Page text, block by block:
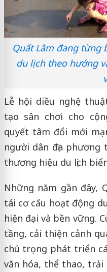
Quất Lâm đang từng
du lịch theo hướng
Lễ hội diều nghệ
tạo sân chơi cho
quyết tâm đổi mới
người dân địa
thương hiệu du lịch
Những năm gần đây,
tái cơ cấu hoạt động
hiện đại và bền vững.
tầng, cải thiện cảnh
chú trọng phát triển
văn hóa, thể thao, trải